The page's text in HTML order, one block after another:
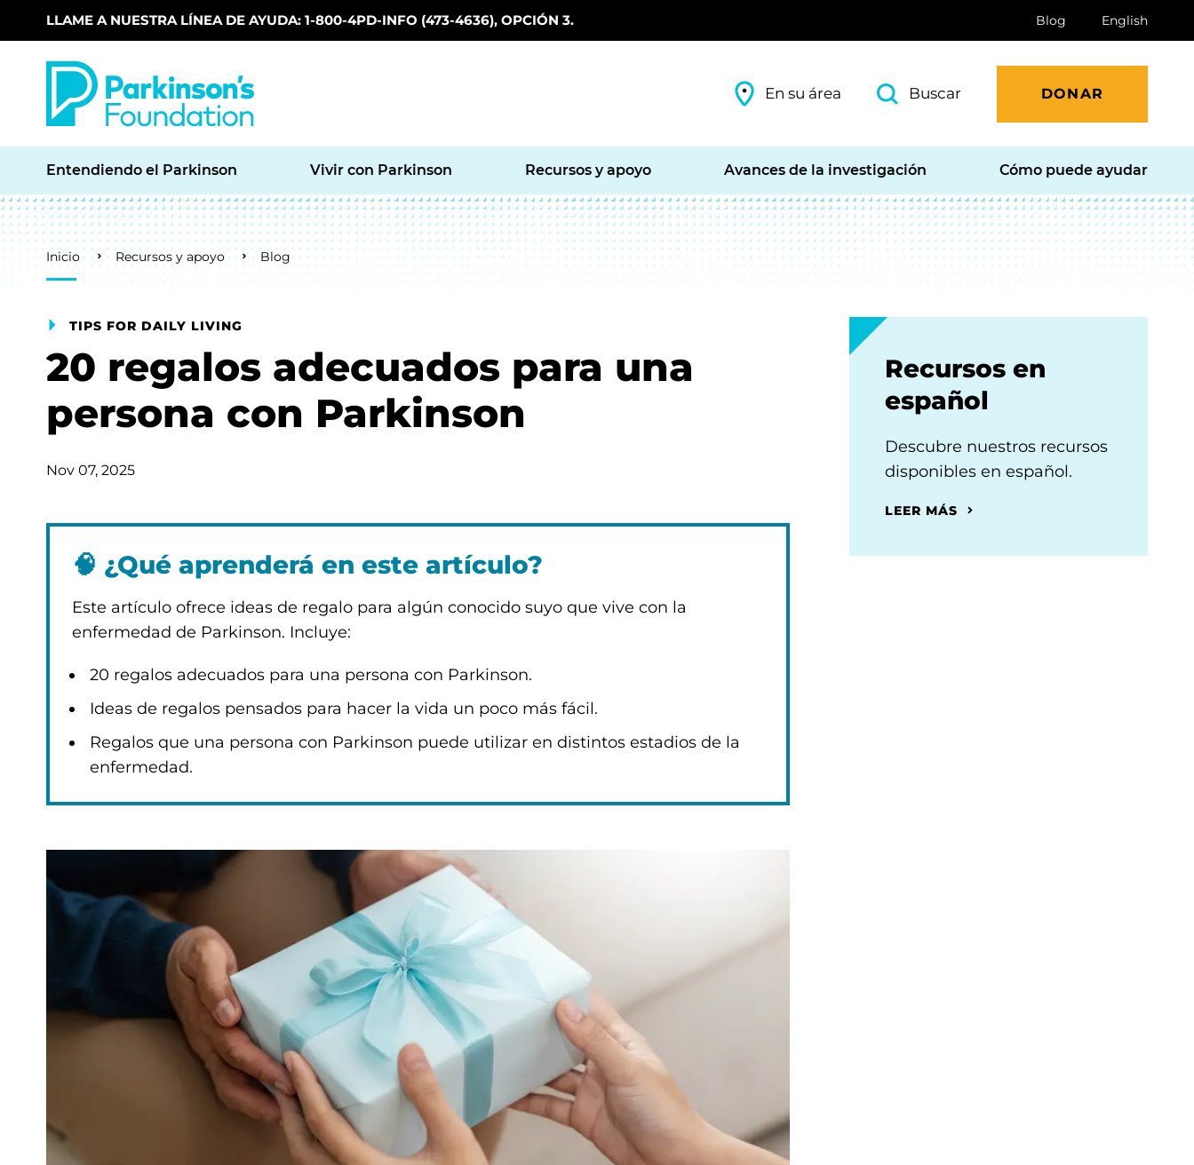
Skip to main content
LLAME A NUESTRA LÍNEA DE AYUDA: 1-800-4PD-INFO (473-4636), OPCIÓN 3. Blog English
En su área Buscar DONAR
Entendiendo el Parkinson Vivir con Parkinson Recursos y apoyo Avances de la investigación Cómo puede ayudar
Breadcrumb
Inicio Recursos y apoyo Blog
TIPS FOR DAILY LIVING
20 regalos adecuados para una
persona con Parkinson
Nov 07, 2025
🧠 ¿Qué aprenderá en este artículo?
Este artículo ofrece ideas de regalo para algún conocido suyo que vive con la
enfermedad de Parkinson. Incluye:
20 regalos adecuados para una persona con Parkinson.
Ideas de regalos pensados para hacer la vida un poco más fácil.
Regalos que una persona con Parkinson puede utilizar en distintos estadios de la
enfermedad.
Recursos en
español
Descubre nuestros recursos
disponibles en español.
LEER MÁS